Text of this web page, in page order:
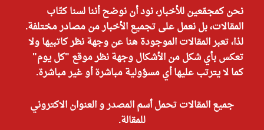
نحن كمجمّعين للأخبار، نود أن نوضح أننا لسنا كتّاب
المقالات، بل نعمل على تجميع الأخبار من مصادر مختلفة.
لذا، تعبر المقالات الموجودة هنا عن وجهة نظر كاتبيها ولا
تعكس بأي شكل من الأشكال وجهة نظر موقع "كل يوم"
كما لا يترتب عليها أي مسؤولية مباشرة أو غير مباشرة.
جميع المقالات تحمل أسم المصدر و العنوان الاكتروني
للمقالة.